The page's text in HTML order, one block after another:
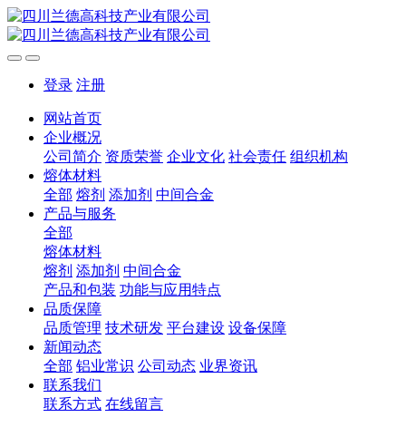
登录 注册
网站首页
企业概况
公司简介 资质荣誉 企业文化 社会责任 组织机构
熔体材料
全部 熔剂 添加剂 中间合金
产品与服务
全部
熔体材料
熔剂 添加剂 中间合金
产品和包装 功能与应用特点
品质保障
品质管理 技术研发 平台建设 设备保障
新闻动态
全部 铝业常识 公司动态 业界资讯
联系我们
联系方式 在线留言